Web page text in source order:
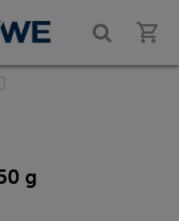
g